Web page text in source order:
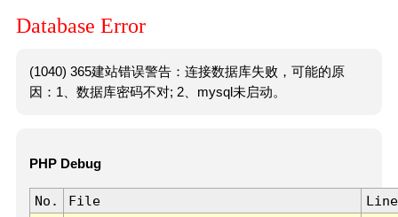
Database Error
(1040) 365建站错误警告：连接数据库失败，可能的原
因：1、数据库密码不对; 2、mysql未启动。
PHP Debug
No. File
Line